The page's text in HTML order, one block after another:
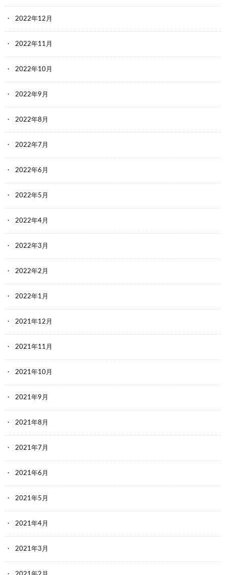
2022年12月
2022年11月
2022年10月
2022年9月
2022年8月
2022年7月
2022年6月
2022年5月
2022年4月
2022年3月
2022年2月
2022年1月
2021年12月
2021年11月
2021年10月
2021年9月
2021年8月
2021年7月
2021年6月
2021年5月
2021年4月
2021年3月